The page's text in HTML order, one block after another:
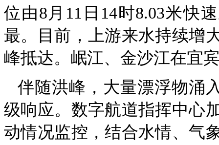
位由8月11日14时8.03米快
最。目前，上游来水持续增
峰抵达。岷江、金沙江在宜
伴随洪峰，大量漂浮物涌
级响应。数字航道指挥中心
动情况监控，结合水情、气